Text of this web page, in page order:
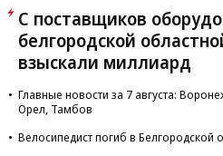
С поставщиков
белгородской
взыскали миллиард
Главные новости за 7 августа:
Орел, Тамбов
Велосипедист погиб в Белгородской